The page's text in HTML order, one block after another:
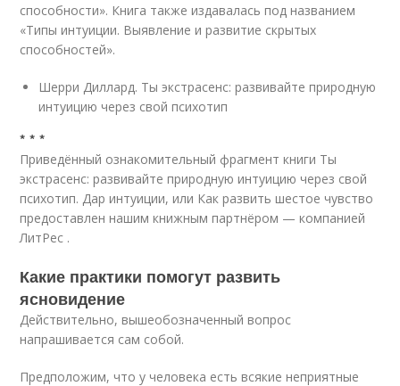
способности». Книга также издавалась под названием
«Типы интуиции. Выявление и развитие скрытых
способностей».
Шерри Диллард. Ты экстрасенс: развивайте природную
интуицию через свой психотип
* * *
Приведённый ознакомительный фрагмент книги Ты
экстрасенс: развивайте природную интуицию через свой
психотип. Дар интуиции, или Как развить шестое чувство
предоставлен нашим книжным партнёром — компанией
ЛитРес .
Какие практики помогут развить
ясновидение
Действительно, вышеобозначенный вопрос
напрашивается сам собой.
Предположим, что у человека есть всякие неприятные